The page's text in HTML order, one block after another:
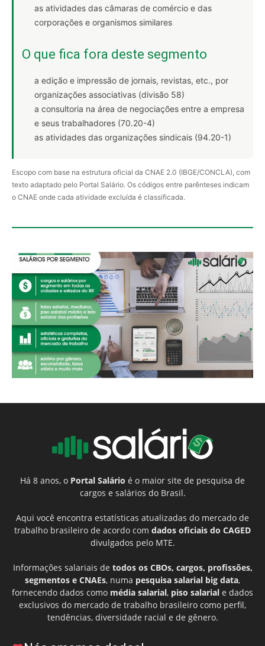
as atividades das câmaras de comércio e das
corporações e organismos similares
O que fica fora deste segmento
a edição e impressão de jornais, revistas, etc., por
organizações associativas (divisão 58)
a consultoria na área de negociações entre a empresa
e seus trabalhadores (70.20-4)
as atividades das organizações sindicais (94.20-1)
Escopo com base na estrutura oficial da CNAE 2.0 (IBGE/CONCLA), com
texto adaptado pelo Portal Salário. Os códigos entre parênteses indicam
o CNAE onde cada atividade excluída é classificada.
Há 8 anos, o Portal Salário é o maior site de pesquisa de
cargos e salários do Brasil.
Aqui você encontra estatísticas atualizadas do mercado de
trabalho brasileiro de acordo com dados oficiais do CAGED
divulgados pelo MTE.
Informações salariais de todos os CBOs, cargos, profissões,
segmentos e CNAEs, numa pesquisa salarial big data,
fornecendo dados como média salarial, piso salarial e dados
exclusivos do mercado de trabalho brasileiro como perfil,
tendências, diversidade racial e de gênero.